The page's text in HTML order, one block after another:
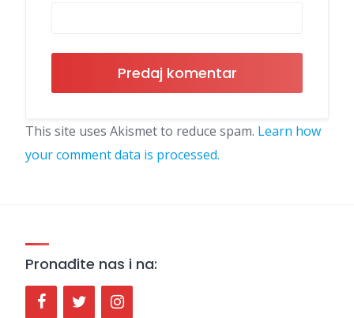
This site uses Akismet to reduce spam. Learn how
your comment data is processed.
Pronađite nas i na: